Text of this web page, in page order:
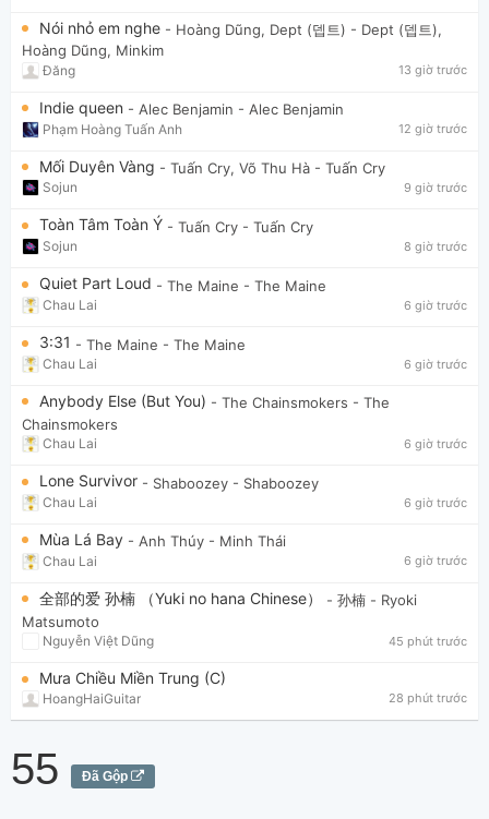
Nói nhỏ em nghe - Hoàng Dũng, Dept (뎁트) - Dept (뎁트),
Hoàng Dũng, Minkim
Đăng 13 giờ trước
Indie queen - Alec Benjamin - Alec Benjamin
Phạm Hoàng Tuấn Anh 12 giờ trước
Mối Duyên Vàng - Tuấn Cry, Võ Thu Hà - Tuấn Cry
Sojun 9 giờ trước
Toàn Tâm Toàn Ý - Tuấn Cry - Tuấn Cry
Sojun 8 giờ trước
Quiet Part Loud - The Maine - The Maine
Chau Lai 6 giờ trước
3:31 - The Maine - The Maine
Chau Lai 6 giờ trước
Anybody Else (But You) - The Chainsmokers - The
Chainsmokers
Chau Lai 6 giờ trước
Lone Survivor - Shaboozey - Shaboozey
Chau Lai 6 giờ trước
Mùa Lá Bay - Anh Thúy - Minh Thái
Chau Lai 6 giờ trước
全部的爱 孙楠 （Yuki no hana Chinese） - 孙楠 - Ryoki
Matsumoto
Nguyễn Việt Dũng 45 phút trước
Mưa Chiều Miền Trung (C)
HoangHaiGuitar 28 phút trước
55 Đã Gộp